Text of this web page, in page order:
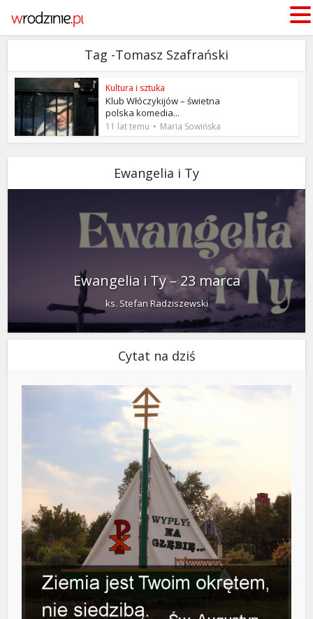
Tag -Tomasz Szafrański
Kultura i sztuka
Klub Włóczykijów – świetna
polska komedia...
11 lat temu Maria Sowińska
Ewangelia i Ty
Ewangelia i Ty – 23 marca
ks. Stefan Radziszewski
Cytat na dziś